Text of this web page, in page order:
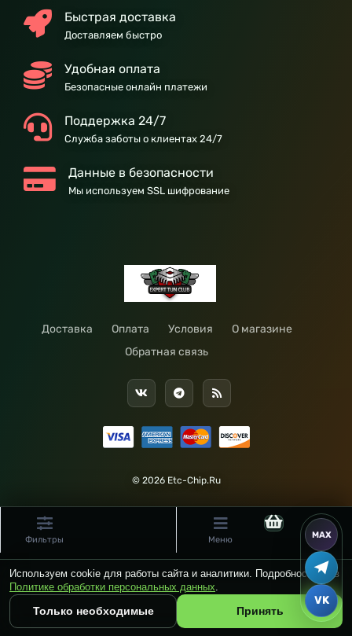
Быстрая доставка
Доставляем быстро
Удобная оплата
Безопасные онлайн платежи
Поддержка 24/7
Служба заботы о клиентах 24/7
Данные в безопасности
Мы используем SSL шифрование
Доставка Оплата Условия
О магазине
Обратная связь
© 2026 Etc-Chip.Ru
Фильтры Меню
Используем cookie для работы сайта и аналитики. Подробности — в
Политике обработки персональных данных.
Только необходимые Принять